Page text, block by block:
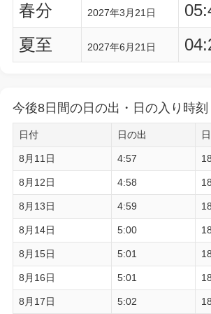
春分
2027年3月21日
夏至
2027年6月21日
今後8日間の日の出・日の入り時刻
日付 日の出
8月11日 4:57
8月12日 4:58
8月13日 4:59
8月14日 5:00
8月15日 5:01
8月16日 5:01
8月17日 5:02